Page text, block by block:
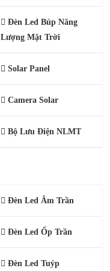
Đèn Led Búp Năng
Lượng Mặt Trời
Solar Panel
Camera Solar
Bộ Lưu Điện NLMT
Đèn Led Âm Trần
Đèn Led Ốp Trần
Đèn Led Tuýp